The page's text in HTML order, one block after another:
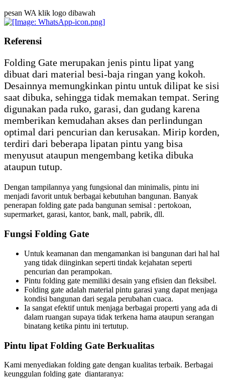
pesan WA klik logo dibawah
Referensi
Folding Gate merupakan jenis pintu lipat yang
dibuat dari material besi-baja ringan yang kokoh.
Desainnya memungkinkan pintu untuk dilipat ke sisi
saat dibuka, sehingga tidak memakan tempat. Sering
digunakan pada ruko, garasi, dan gudang karena
memberikan kemudahan akses dan perlindungan
optimal dari pencurian dan kerusakan. Mirip korden,
terdiri dari beberapa lipatan pintu yang bisa
menyusut ataupun mengembang ketika dibuka
ataupun tutup.
Dengan tampilannya yang fungsional dan minimalis, pintu ini
menjadi favorit untuk berbagai kebutuhan bangunan. Banyak
penerapan folding gate pada bangunan semisal : pertokoan,
supermarket, garasi, kantor, bank, mall, pabrik, dll.
Fungsi Folding Gate
Untuk keamanan dan mengamankan isi bangunan dari hal hal
yang tidak diinginkan seperti tindak kejahatan seperti
pencurian dan perampokan.
Pintu folding gate memiliki desain yang efisien dan fleksibel.
Folding gate adalah material pintu garasi yang dapat menjaga
kondisi bangunan dari segala perubahan cuaca.
Ia sangat efektif untuk menjaga berbagai properti yang ada di
dalam ruangan supaya tidak terkena hama ataupun serangan
binatang ketika pintu ini tertutup.
Pintu lipat Folding Gate Berkualitas
Kami menyediakan folding gate dengan kualitas terbaik. Berbagai
keunggulan folding gate diantaranya: